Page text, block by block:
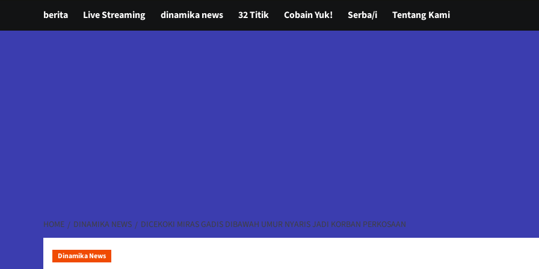
berita Live Streaming dinamika news 32 Titik Cobain Yuk! Serba/i Tentang Kami
HOME DINAMIKA NEWS DICEKOKI MIRAS GADIS DIBAWAH UMUR NYARIS JADI KORBAN PERKOSAAN
Dinamika News